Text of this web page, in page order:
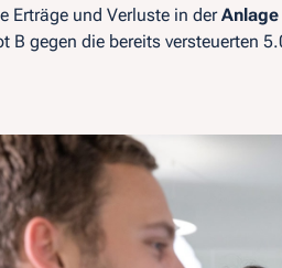
Erträge und Verluste in derAnlage
B gegen die bereits versteuerten